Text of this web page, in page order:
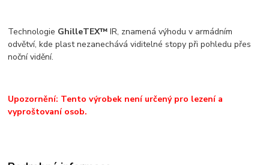
Technologie GhilleTEX™ IR, znamená výhodu v armádním
odvětví, kde plast nezanechává viditelné stopy při pohledu přes
noční vidění.
Upozornění: Tento výrobek není určený pro lezení a
vyproštovaní osob.